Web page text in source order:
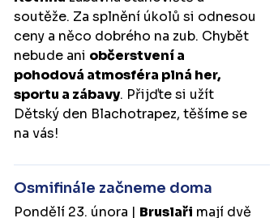
soutěže. Za splnění úkolů si odnesou
ceny a něco dobrého na zub. Chybět
nebude ani občerstvení a
pohodová atmosféra plná her,
sportu a zábavy. Přijďte si užít
Dětský den Blachotrapez, těšíme se
na vás!
Osmifinále začneme doma
Pondělí 23. února | Bruslaři mají dvě